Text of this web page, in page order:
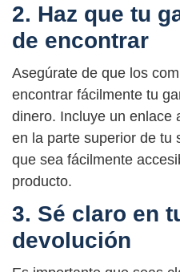
2. Haz que tu
de encontrar
Asegúrate de que los
encontrar fácilmente tu
dinero. Incluye un enlace
en la parte superior de tu
que sea fácilmente
producto.
3. Sé claro en
devolución